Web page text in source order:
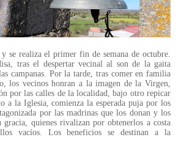
se realiza el primer fin de semana de octubre.
tras el despertar vecinal al son de la gaita
campanas. Por la tarde, tras comer en familia
los vecinos honran a la imagen de la Virgen,
por las calles de la localidad, bajo otro repicar
a la Iglesia, comienza la esperada puja por los
por las madrinas que los donan y los
gracia, quienes rivalizan por obtenerlos a costa
vacíos. Los beneficios se destinan a la